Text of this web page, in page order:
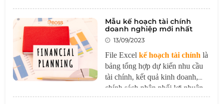
Nó đóng vai trò là một công cụ
quan trọng để thiết lập và củng
cố mối quan hệ hợp tác giữa
doanh nghiệp và nhân viên một
cách hiệu quả và minh bạch.
Mẫu kế hoạch tài chính
doanh nghiệp mới nhất
13/09/2023
File Excelkế hoạch tài chính là
bảng tổng hợp dự kiến nhu cầu
tài chính, kết quả kinh doanh,
chính sách phân phối lợi nhuận,
… cho hoạt động của doanh